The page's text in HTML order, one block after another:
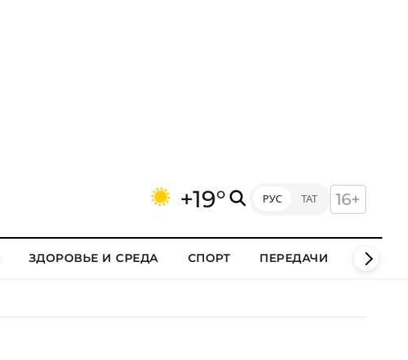
+19° РУС ТАТ 16+
ЗДОРОВЬЕ И СРЕДА СПОРТ ПЕРЕДАЧИ КЛИПЫ